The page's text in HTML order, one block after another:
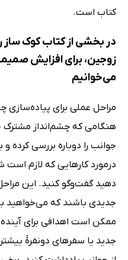
کتاب است.
زوجین، برای افزایش
می‌خوانیم
مراحل عملی برای پیاده‌سازی
هنگامی که چشم‌انداز مشترک
جوانب را دوباره بررسی کرده
درمورد کارهایی که لازم
دهید گفت‌وگو کنید. این
جدیدی باشند که می‌خواهید
ممکن است اهدافی برای
جدید یا سفرهای دونفرۀ